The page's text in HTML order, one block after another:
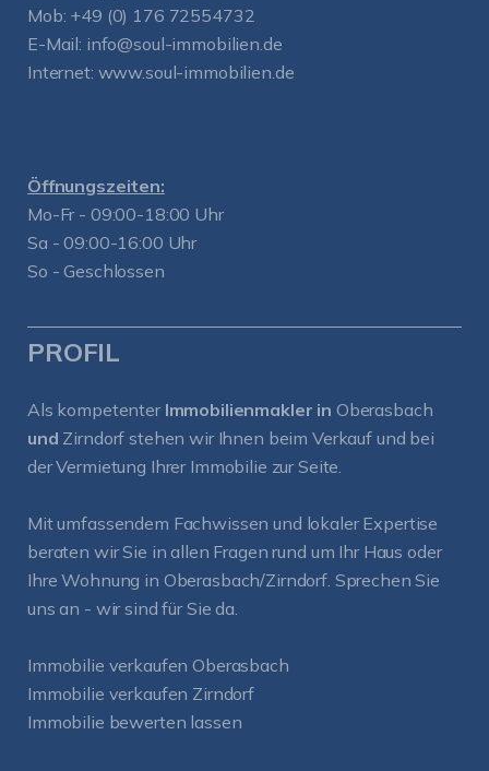
Mob: +49 (0) 176 72554732
E-Mail: info@soul-immobilien.de
Internet: www.soul-immobilien.de
Öffnungszeiten:
Mo-Fr - 09:00-18:00 Uhr
Sa - 09:00-16:00 Uhr
So - Geschlossen
PROFIL
Als kompetenter Immobilienmakler in Oberasbach
und Zirndorf stehen wir Ihnen beim Verkauf und bei
der Vermietung Ihrer Immobilie zur Seite.
Mit umfassendem Fachwissen und lokaler Expertise
beraten wir Sie in allen Fragen rund um Ihr Haus oder
Ihre Wohnung in Oberasbach/Zirndorf. Sprechen Sie
uns an - wir sind für Sie da.
Immobilie verkaufen Oberasbach
Immobilie verkaufen Zirndorf
Immobilie bewerten lassen